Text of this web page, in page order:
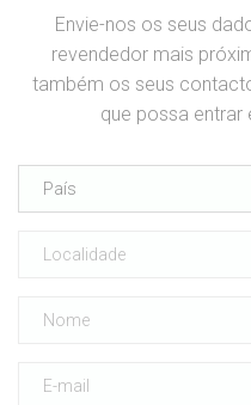
Envie-nos os seus
revendedor mais
também os seus
que possa
País